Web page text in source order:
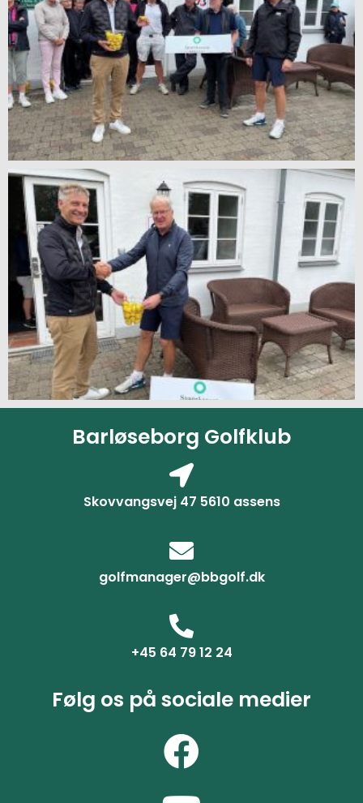
Barløseborg Golfklub
Skovvangsvej 47 5610 assens
golfmanager@bbgolf.dk
+45 64 79 12 24
Følg os på sociale medier